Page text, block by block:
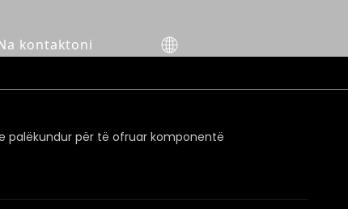
kontaktoni
palëkundur për të ofruar komponentë